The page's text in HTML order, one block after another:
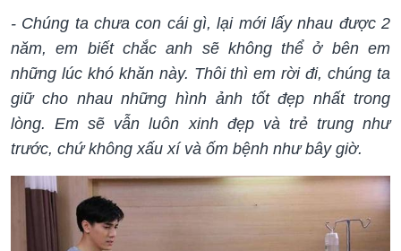
- Chúng ta chưa con cái gì, lại mới lấy nhau được 2
năm, em biết chắc anh sẽ không thể ở bên em
những lúc khó khăn này. Thôi thì em rời đi, chúng ta
giữ cho nhau những hình ảnh tốt đẹp nhất trong
lòng. Em sẽ vẫn luôn xinh đẹp và trẻ trung như
trước, chứ không xấu xí và ốm bệnh như bây giờ.